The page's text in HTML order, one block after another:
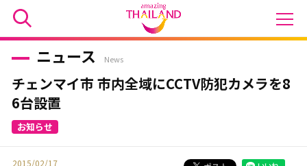
ニュース News
チェンマイ市 市内全域にCCTV防犯カメラを8
6台設置
2015/02/17